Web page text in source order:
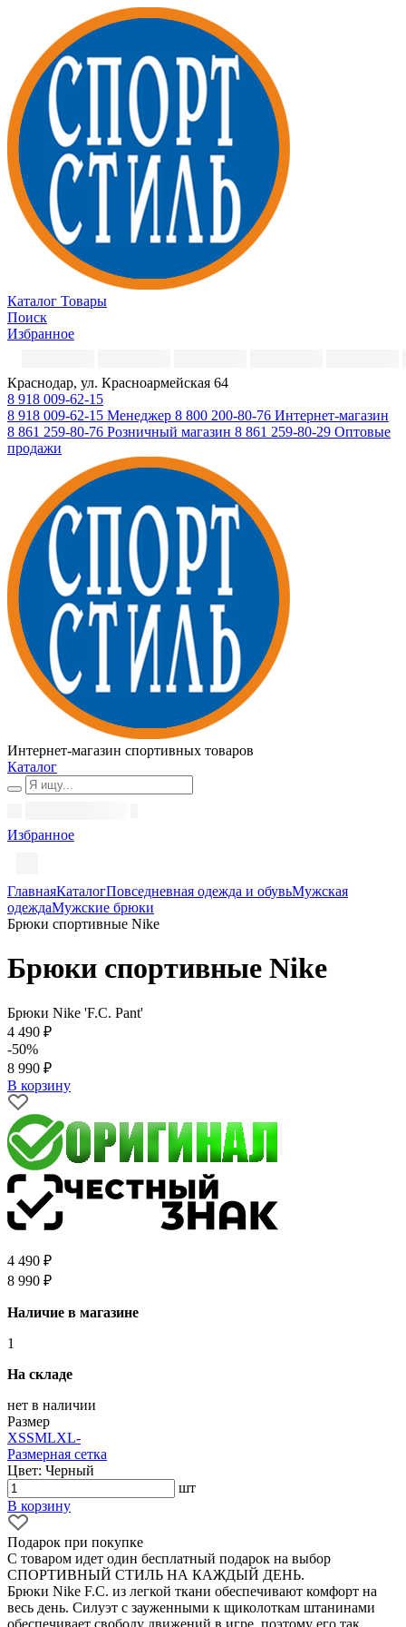
Каталог Товары
Поиск
Избранное
Краснодар, ул. Красноармейская 64
8 918 009-62-15
8 918 009-62-15 Менеджер 8 800 200-80-76 Интернет-магазин
8 861 259-80-76 Розничный магазин 8 861 259-80-29 Оптовые
продажи
Интернет-магазин спортивных товаров
Каталог
Избранное
ГлавнаяКаталогПовседневная одежда и обувьМужская
одеждаМужские брюки
Брюки спортивные Nike
Брюки спортивные Nike
Брюки Nike 'F.C. Pant'
4 490 ₽
-50%
8 990 ₽
В корзину
4 490 ₽
8 990 ₽
Наличие в магазине
1
На складе
нет в наличии
Размер
XSSMLXL-
Размерная сетка
Цвет: Черный
шт
В корзину
Подарок при покупке
С товаром идет один бесплатный подарок на выбор
СПОРТИВНЫЙ СТИЛЬ НА КАЖДЫЙ ДЕНЬ.
Брюки Nike F.C. из легкой ткани обеспечивают комфорт на
весь день. Силуэт с зауженными к щиколоткам штанинами
обеспечивает свободу движений в игре, поэтому его так